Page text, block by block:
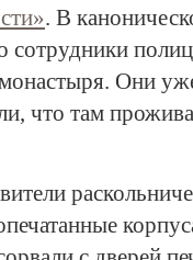
. В
сотрудники
Они
что там